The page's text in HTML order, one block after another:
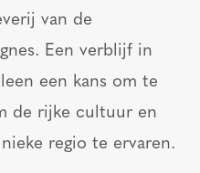
van de
Een verblijf in
een kans om te
de rijke cultuur en
regio te ervaren.